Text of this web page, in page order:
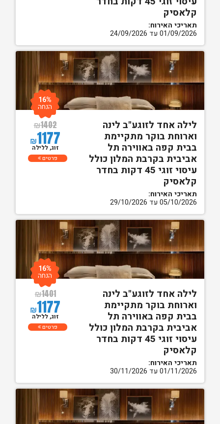
קלאסיק
תאריכי האירוח:
01/09/2026 עד 24/09/2026
לילה אחד לזוגע"ב לינה
וארוחת בוקר מתקיימת
בבית קפה באווירה תל
אביבית בקרבת המלון כולל
עיסוי זוגי 45 דקות בחדר
קלאסיק
תאריכי האירוח:
05/10/2026 עד 29/10/2026
₪1402
₪1177
16%
הנחה
זוג, ללילה
פרטים
לילה אחד לזוגע"ב לינה
וארוחת בוקר מתקיימת
בבית קפה באווירה תל
אביבית בקרבת המלון כולל
עיסוי זוגי 45 דקות בחדר
קלאסיק
תאריכי האירוח:
01/11/2026 עד 30/11/2026
₪1401
₪1177
16%
הנחה
זוג, ללילה
פרטים